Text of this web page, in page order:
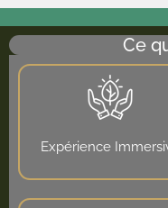
Ce
Expérience